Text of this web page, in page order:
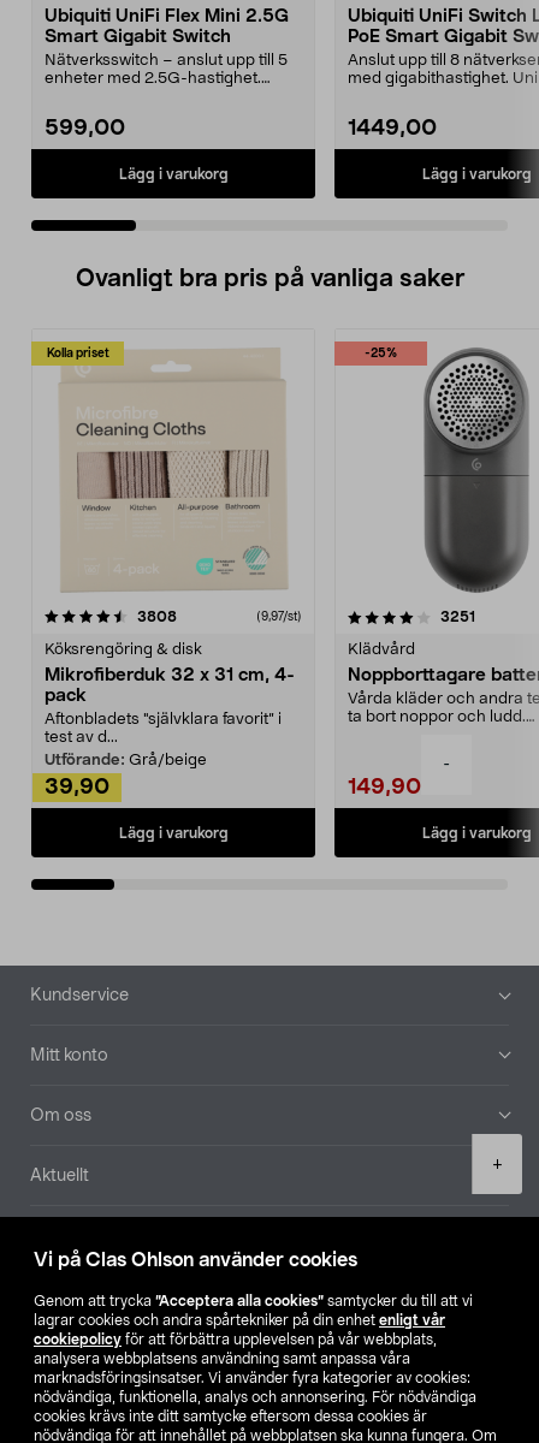
Vi på Clas Ohlson använder cookies
Genom att trycka ”Acceptera alla cookies” samtycker du till att vi
lagrar cookies och andra spårtekniker på din enhet enligt vår
cookiepolicy för att förbättra upplevelsen på vår webbplats,
analysera webbplatsens användning samt anpassa våra
marknadsföringsinsatser. Vi använder fyra kategorier av cookies:
nödvändiga, funktionella, analys och annonsering. För nödvändiga
cookies krävs inte ditt samtycke eftersom dessa cookies är
nödvändiga för att innehållet på webbplatsen ska kunna fungera. Om
-
+
Ubiquiti UniFi Flex Mini 2.5G
Smart Gigabit Switch
Nätverksswitch – anslut upp till 5
enheter med 2.5G-hastighet.
599,00
Lägg i varukorg
Ubiquiti UniFi Switch
PoE Smart Gigabit
Anslut upp till 8
med gigabithastighet.
1449,00
Lägg i varukorg
Ovanligt bra pris på vanliga saker
Kolla priset
3808recensioner (9,97/st)
Köksrengöring & disk
Mikrofiberduk 32 x 31 cm, 4-
pack
Aftonbladets "självklara favorit” i
test av d...
Utförande: Grå/beige
39,90
Lägg i varukorg
-25%
4.0av 5 stjärnor 3251
Klädvård
Noppborttagare
Vårda kläder och andra
ta bort noppor och ludd.
149,90
Lägg i varukorg
4.5av 5 stjärnor
Sidfot
Kundservice
Mitt konto
Om oss
Aktuellt
Hitta butik
SE NO FI